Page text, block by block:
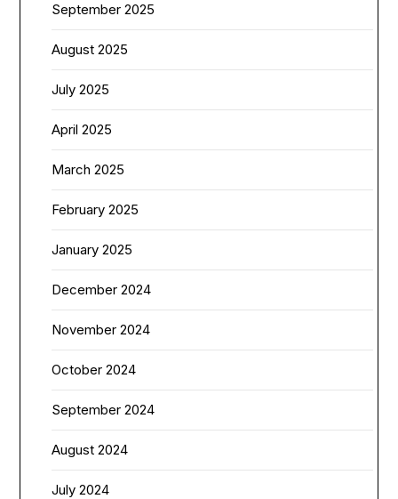
September 2025
August 2025
July 2025
April 2025
March 2025
February 2025
January 2025
December 2024
November 2024
October 2024
September 2024
August 2024
July 2024